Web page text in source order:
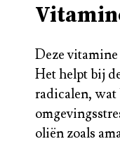
Deze
Het helpt bij
radicalen, wat
oliën zoals